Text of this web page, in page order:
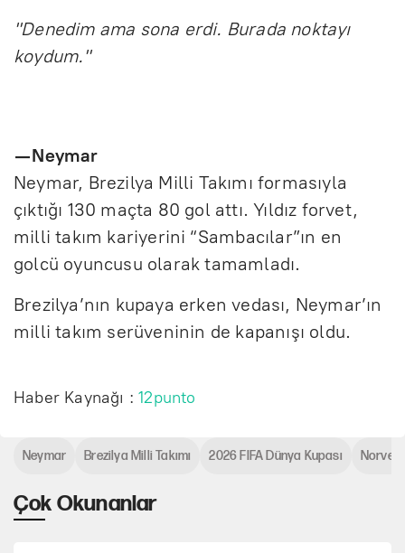
"Denedim ama sona erdi. Burada noktayı
koydum."
— Neymar
Neymar, Brezilya Milli Takımı formasıyla
çıktığı 130 maçta 80 gol attı. Yıldız forvet,
milli takım kariyerini “Sambacılar”ın en
golcü oyuncusu olarak tamamladı.
Brezilya’nın kupaya erken vedası, Neymar’ın
milli takım serüveninin de kapanışı oldu.
Haber Kaynağı :12punto
Çok Okunanlar
Neymar Brezilya Milli Takımı 2026 FIFA Dünya Kupası Norveç